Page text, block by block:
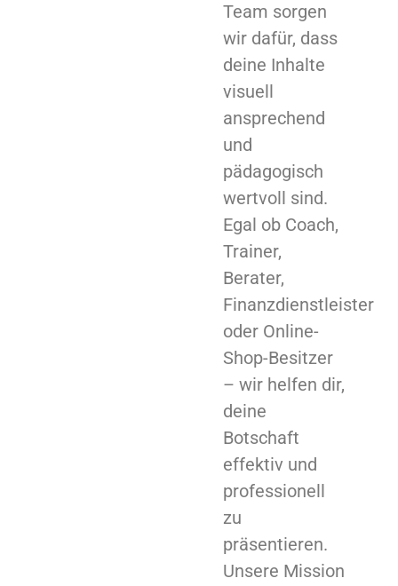
Team sorgen
wir dafür, dass
deine Inhalte
visuell
ansprechend
und
pädagogisch
wertvoll sind.
Egal ob Coach,
Trainer,
Berater,
Finanzdienstleister
oder Online-
Shop-Besitzer
– wir helfen dir,
deine
Botschaft
effektiv und
professionell
zu
präsentieren.
Unsere Mission